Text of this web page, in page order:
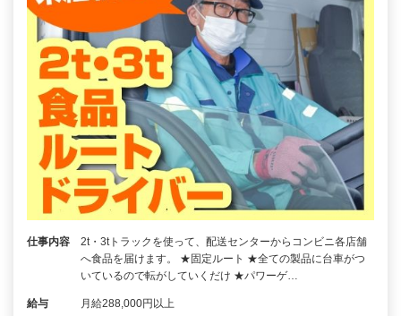
仕事内容
2t・3tトラックを使って、配送センターからコンビニ各店舗
へ食品を届けます。 ★固定ルート ★全ての製品に台車がつ
いているので転がしていくだけ ★パワーゲ…
給与 月給288,000円以上